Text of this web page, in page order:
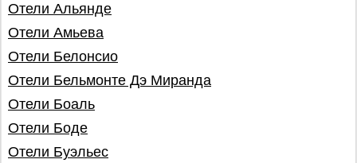
Отели Альянде
Отели Амьева
Отели Белонсио
Отели Бельмонте Дэ Миранда
Отели Боаль
Отели Боде
Отели Буэльес